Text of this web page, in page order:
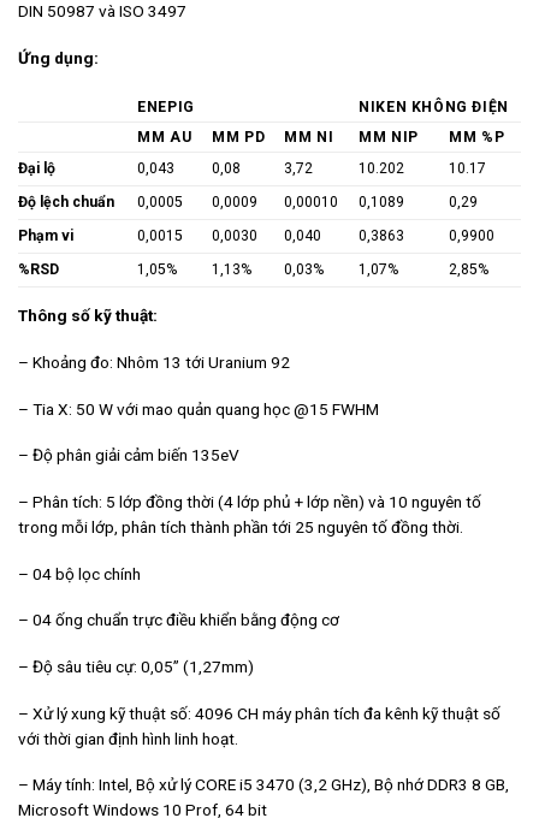
DIN 50987 và ISO 3497
Ứng dụng:
ENEPIG
NIKEN KHÔNG ĐIỆN
ΜM AU
ΜM PD ΜM NI ΜM NIP
ΜM %P
Đại lộ
0,043 0,08 3,72 10.202
10.17
Độ lệch chuẩn
0,0005 0,0009 0,00010 0,1089
0,29
Phạm vi
0,0015 0,0030 0,040 0,3863
0,9900
%RSD
1,05% 1,13% 0,03% 1,07% 2,85%
Thông số kỹ thuật:
– Khoảng đo: Nhôm 13 tới Uranium 92
– Tia X: 50 W với mao quản quang học @15 FWHM
– Độ phân giải cảm biến 135eV
– Phân tích: 5 lớp đồng thời (4 lớp phủ + lớp nền) và 10 nguyên tố
trong mỗi lớp, phân tích thành phần tới 25 nguyên tố đồng thời.
– 04 bộ lọc chính
– 04 ống chuẩn trực điều khiển bằng động cơ
– Độ sâu tiêu cự: 0,05” (1,27mm)
– Xử lý xung kỹ thuật số: 4096 CH máy phân tích đa kênh kỹ thuật số
với thời gian định hình linh hoạt.
– Máy tính: Intel, Bộ xử lý CORE i5 3470 (3,2 GHz), Bộ nhớ DDR3 8 GB,
Microsoft Windows 10 Prof, 64 bit